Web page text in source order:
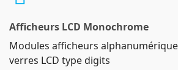
Afficheurs LCD Monochrome
Modules afficheurs
verres LCD type digits